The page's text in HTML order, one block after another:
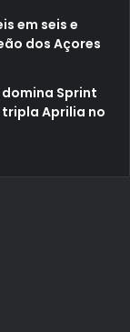
em seis e
dos Açores
Sprint
Aprilia no